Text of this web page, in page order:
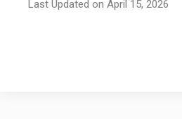
Last Updated on April 15, 2026